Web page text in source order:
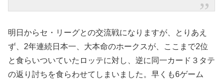
明日からセ・リーグとの交流戦になりますが、とりあえ
ず、2年連続日本一、大本命のホークスが、ここまで2位
と食らいついていたロッテに対し、逆に同一カード３タテ
の返り討ちを食らわせてしまいました。早くも6ゲーム